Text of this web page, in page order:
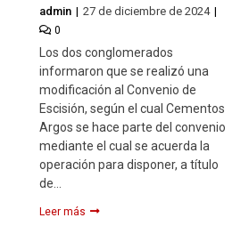
admin 27 de diciembre de 2024
0
Los dos conglomerados
informaron que se realizó una
modificación al Convenio de
Escisión, según el cual Cementos
Argos se hace parte del convenio
mediante el cual se acuerda la
operación para disponer, a título
de…
Leer más